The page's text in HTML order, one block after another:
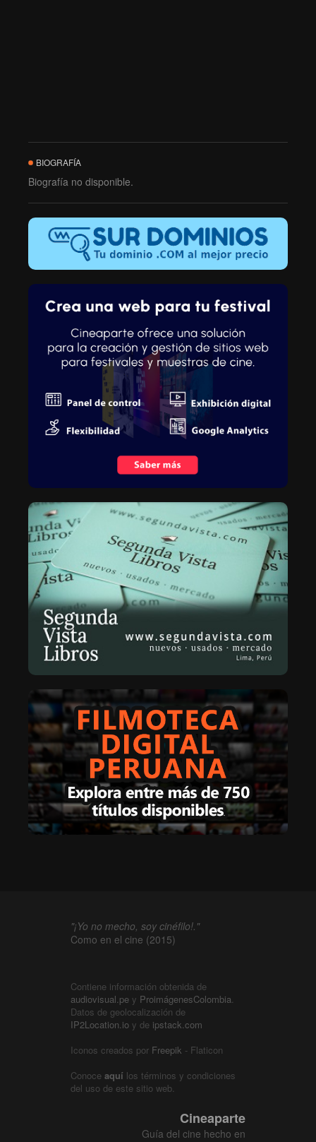
BIOGRAFÍA
Biografía no disponible.
"¡Yo no mecho, soy cinéfilo!."
Como en el cine (2015)
Contiene información obtenida de
audiovisual.pe y ProimágenesColombia.
Datos de geolocalización de
IP2Location.io y de ipstack.com
Iconos creados por Freepik - Flaticon
Conoce aquí los términos y condiciones
del uso de este sitio web.
Cineaparte
Guía del cine hecho en